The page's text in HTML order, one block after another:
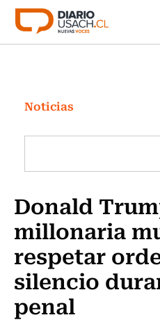
Click acá para ir
Investigación
Cultura
Programas Radio y TV
Noticias
Donald
millonaria
respetar
silencio
penal